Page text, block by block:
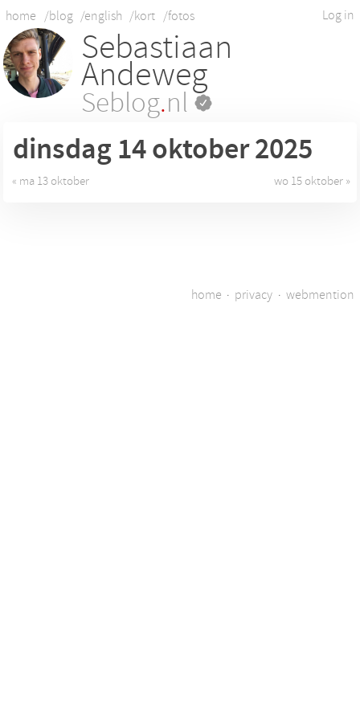
Log in
home /blog /english /kort /fotos
Sebastiaan
Andeweg
Seblog.nl
dinsdag 14oktober 2025
« ma 13 oktober wo 15 oktober »
home · privacy · webmention